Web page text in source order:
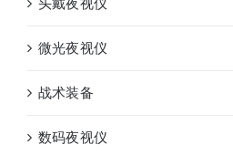
微光夜视仪
战术装备
数码夜视仪